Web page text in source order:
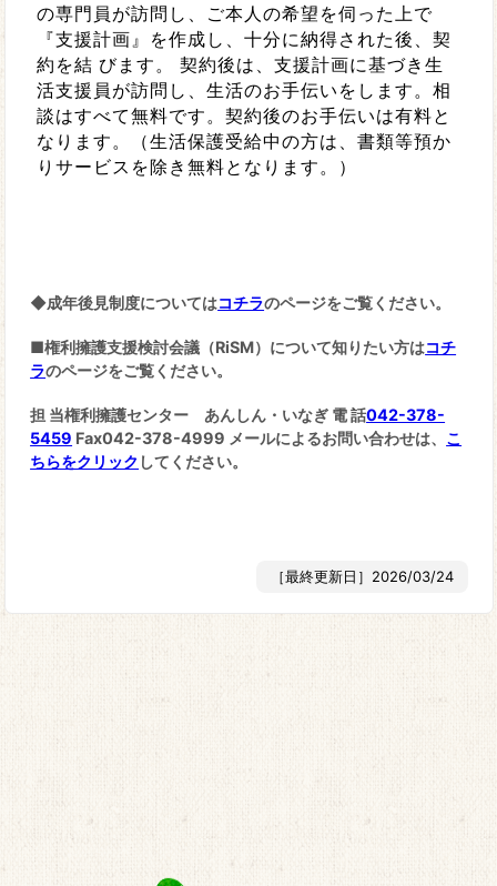
の専門員が訪問し、ご本人の希望を伺った上で
『支援計画』を作成し、十分に納得された後、契
約を結 びます。 契約後は、支援計画に基づき生
活支援員が訪問し、生活のお手伝いをします。相
談はすべて無料です。契約後のお手伝いは有料と
なります。（生活保護受給中の方は、書類等預か
りサービスを除き無料となります。）
◆成年後見制度についてはコチラのページをご覧ください。
■権利擁護支援検討会議（RiSM）について知りたい方はコチ
ラのページをご覧ください。
担 当権利擁護センター あんしん・いなぎ 電 話042-378-
5459 Fax042-378-4999 メールによるお問い合わせは、 こ
ちらをクリック してください。
［最終更新日］2026/03/24